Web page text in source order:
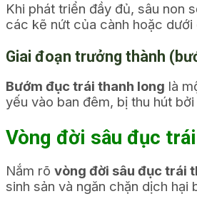
Khi phát triển đầy đủ, sâu non
các kẽ nứt của cành hoặc dưới
Giai đoạn trưởng thành
Bướm đục trái thanh long là
yếu vào ban đêm, bị thu hút
Vòng đời sâu đục
Nắm rõ vòng đời sâu đục trái
sinh sản và ngăn chặn dịch